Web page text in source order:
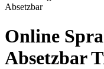
Absetzbar
Online
Absetzbar